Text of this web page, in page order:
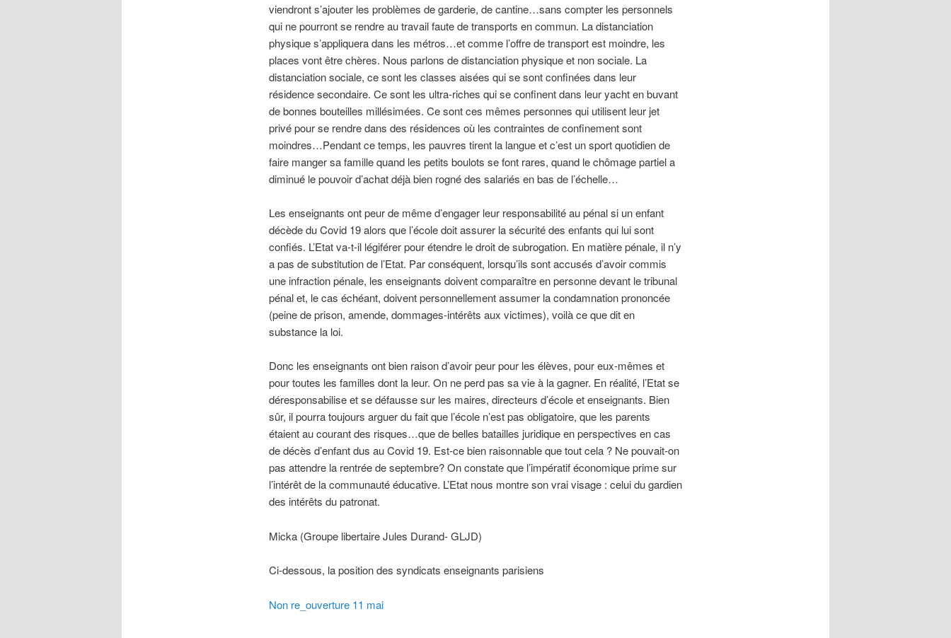
viendront s’ajouter les problèmes de garderie, de cantine…sans compter les personnels
qui ne pourront se rendre au travail faute de transports en commun. La distanciation
physique s’appliquera dans les métros…et comme l’offre de transport est moindre, les
places vont être chères. Nous parlons de distanciation physique et non sociale. La
distanciation sociale, ce sont les classes aisées qui se sont confinées dans leur
résidence secondaire. Ce sont les ultra-riches qui se confinent dans leur yacht en buvant
de bonnes bouteilles millésimées. Ce sont ces mêmes personnes qui utilisent leur jet
privé pour se rendre dans des résidences où les contraintes de confinement sont
moindres…Pendant ce temps, les pauvres tirent la langue et c’est un sport quotidien de
faire manger sa famille quand les petits boulots se font rares, quand le chômage partiel a
diminué le pouvoir d’achat déjà bien rogné des salariés en bas de l’échelle…
Les enseignants ont peur de même d’engager leur responsabilité au pénal si un enfant
décède du Covid 19 alors que l’école doit assurer la sécurité des enfants qui lui sont
confiés. L’Etat va-t-il légiférer pour étendre le droit de subrogation. En matière pénale, il n’y
a pas de substitution de l’Etat. Par conséquent, lorsqu’ils sont accusés d’avoir commis
une infraction pénale, les enseignants doivent comparaître en personne devant le tribunal
pénal et, le cas échéant, doivent personnellement assumer la condamnation prononcée
(peine de prison, amende, dommages-intérêts aux victimes), voilà ce que dit en
substance la loi.
Donc les enseignants ont bien raison d’avoir peur pour les élèves, pour eux-mêmes et
pour toutes les familles dont la leur. On ne perd pas sa vie à la gagner. En réalité, l’Etat se
déresponsabilise et se défausse sur les maires, directeurs d’école et enseignants. Bien
sûr, il pourra toujours arguer du fait que l’école n’est pas obligatoire, que les parents
étaient au courant des risques…que de belles batailles juridique en perspectives en cas
de décès d’enfant dus au Covid 19. Est-ce bien raisonnable que tout cela ? Ne pouvait-on
pas attendre la rentrée de septembre? On constate que l’impératif économique prime sur
l’intérêt de la communauté éducative. L’Etat nous montre son vrai visage : celui du gardien
des intérêts du patronat.
Micka (Groupe libertaire Jules Durand- GLJD)
Ci-dessous, la position des syndicats enseignants parisiens
Non re_ouverture 11 mai